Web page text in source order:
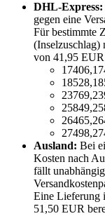
DHL-Express:
gegen eine
Für bestimmte
(Inselzuschlag)
von 41,95
Ausland: Bei
Kosten nach
fällt
Eine Lieferung
51,50 EUR